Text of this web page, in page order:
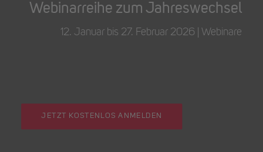
Webinarreihe zum Jahreswechsel
12. Januar bis 27. Februar 2026 | Webinare
JETZT KOSTENLOS ANMELDEN